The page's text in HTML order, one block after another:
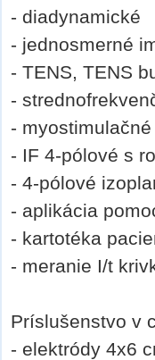
- diadynamické
- jednosmerné
- TENS, TENS
-
- myostimulačné
- IF 4-pólové s
- 4-pólové
- aplikácia
- kartotéka
- meranie I/t
Príslušenstvo v
- elektródy 4x6